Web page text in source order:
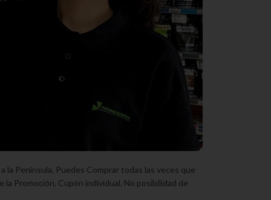
la Península. Puedes Comprar todas las veces que
la Promoción. Cupón individual. No posibilidad de